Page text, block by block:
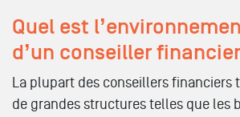
Quel est
d’un conseiller
La plupart des conseillers financiers
de grandes structures telles que les